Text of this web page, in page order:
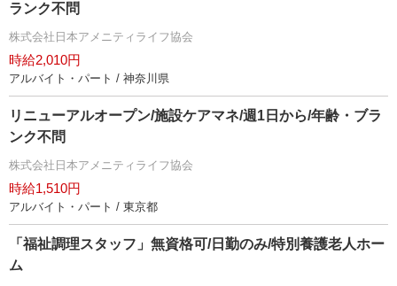
ランク不問
株式会社日本アメニティライフ協会
時給2,010円
アルバイト・パート / 神奈川県
リニューアルオープン/施設ケアマネ/週1日から/年齢・ブラ
ンク不問
株式会社日本アメニティライフ協会
時給1,510円
アルバイト・パート / 東京都
「福祉調理スタッフ」無資格可/日勤のみ/特別養護老人ホー
ム